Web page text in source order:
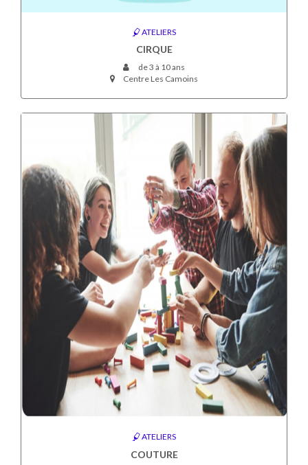
ATELIERS
CIRQUE
de 3 à 10 ans
Centre Les Camoins
ATELIERS
COUTURE